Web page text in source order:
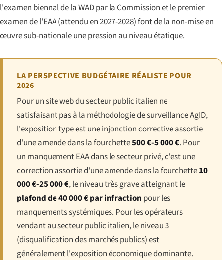
l'examen biennal de la WAD par la Commission et le premier
examen de l'EAA (attendu en 2027-2028) font de la non-mise en
œuvre sub-nationale une pression au niveau étatique.
LA PERSPECTIVE BUDGÉTAIRE RÉALISTE POUR
2026
Pour un site web du secteur public italien ne
satisfaisant pas à la méthodologie de surveillance AgID,
l'exposition type est une injonction corrective assortie
d'une amende dans la fourchette500 €-5 000 €. Pour
un manquement EAA dans le secteur privé, c'est une
correction assortie d'une amende dans la fourchette10
000 €-25 000 €, le niveau très grave atteignant le
plafond de 40 000 € par infraction pour les
manquements systémiques. Pour les opérateurs
vendant au secteur public italien, le niveau 3
(disqualification des marchés publics) est
généralement l'exposition économique dominante.